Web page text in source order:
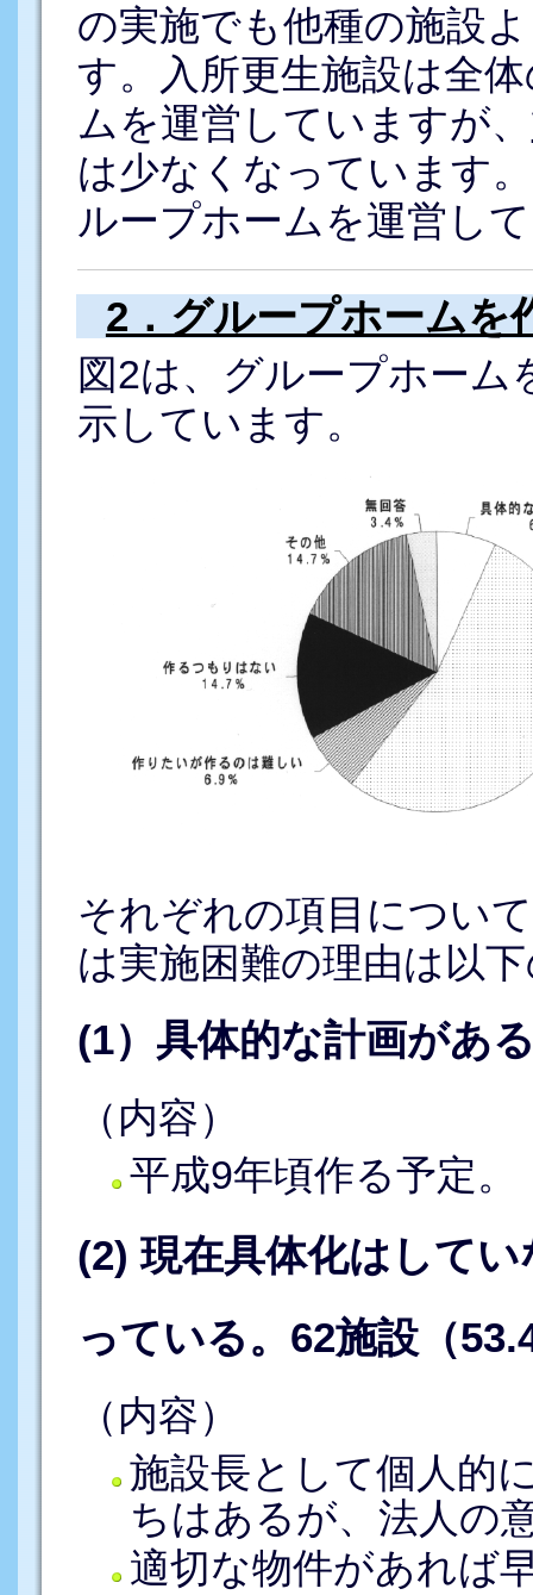
の実施でも他種の施設
す。入所更生施設は全
ムを運営していますが、
は少なくなっています
ループホームを運営し
2．グループホームを
図2は、グループホー
示しています。
それぞれの項目につい
は実施困難の理由は以
(1）具体的な計画があ
（内容）
平成9年頃作る予定。
(2) 現在具体化はして
っている。62施設（
（内容）
施設長として個人的
ちはあるが、法人の
適切な物件があれば